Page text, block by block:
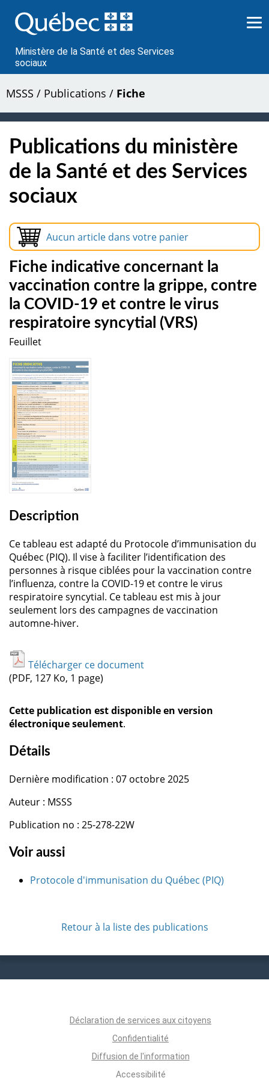
au
contenu
Ministère de la Santé et des Services
sociaux
MSSS / Publications / Fiche
Publications du ministère
de la Santé et des Services
sociaux
Aucun article dans votre panier
Fiche indicative concernant la
vaccination contre la grippe, contre
la COVID-19 et contre le virus
respiratoire syncytial (VRS)
Feuillet
Description
Ce tableau est adapté du Protocole d’immunisation du
Québec (PIQ). Il vise à faciliter l’identification des
personnes à risque ciblées pour la vaccination contre
l’influenza, contre la COVID-19 et contre le virus
respiratoire syncytial. Ce tableau est mis à jour
seulement lors des campagnes de vaccination
automne-hiver.
Télécharger ce document
(PDF, 127 Ko, 1 page)
Cette publication est disponible en version
électronique seulement.
Détails
Dernière modification : 07 octobre 2025
Auteur : MSSS
Publication no : 25-278-22W
Voir aussi
Protocole d'immunisation du Québec (PIQ)
Retour à la liste des publications
Déclaration de services aux citoyens
Confidentialité
Diffusion de l'information
Accessibilité